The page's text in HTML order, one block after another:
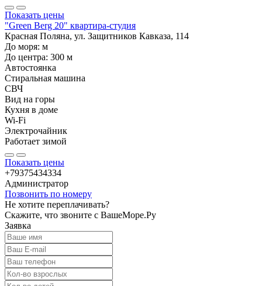
Показать цены
"Green Berg 20" квартира-студия
Красная Поляна, ул. Защитников Кавказа, 114
До моря: м
До центра: 300 м
Автостоянка
Стиральная машина
СВЧ
Вид на горы
Кухня в доме
Wi-Fi
Электрочайник
Работает зимой
Показать цены
+79375434334
Администратор
Позвонить по номеру
Не хотите переплачивать?
Скажите, что звоните с ВашеМоре.Ру
Заявка